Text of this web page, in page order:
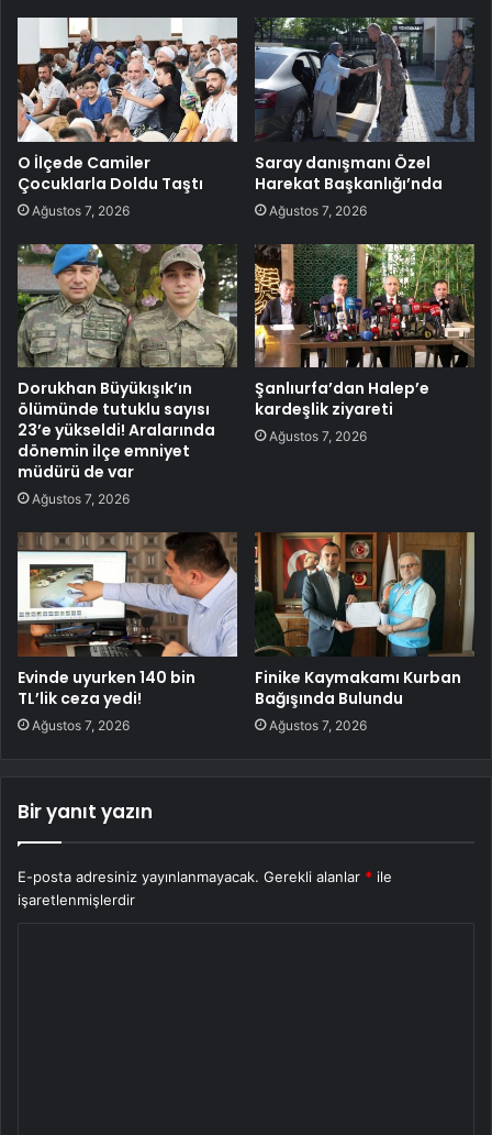
O İlçede Camiler
Çocuklarla Doldu Taştı
Ağustos 7, 2026
Saray danışmanı Özel
Harekat Başkanlığı’nda
Ağustos 7, 2026
Dorukhan Büyükışık’ın
ölümünde tutuklu sayısı
23’e yükseldi! Aralarında
dönemin ilçe emniyet
müdürü de var
Ağustos 7, 2026
Şanlıurfa’dan Halep’e
kardeşlik ziyareti
Ağustos 7, 2026
Evinde uyurken 140 bin
TL’lik ceza yedi!
Ağustos 7, 2026
Finike Kaymakamı Kurban
Bağışında Bulundu
Ağustos 7, 2026
Bir yanıt yazın
E-posta adresiniz yayınlanmayacak. Gerekli alanlar * ile
işaretlenmişlerdir